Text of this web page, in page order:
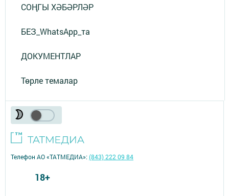
СОҢГЫ ХӘБӘРЛӘР
БЕЗ_WhatsApp_та
ДОКУМЕНТЛАР
Төрле темалар
Телефон АО «ТАТМЕДИА»:(843) 222 09 84
18+